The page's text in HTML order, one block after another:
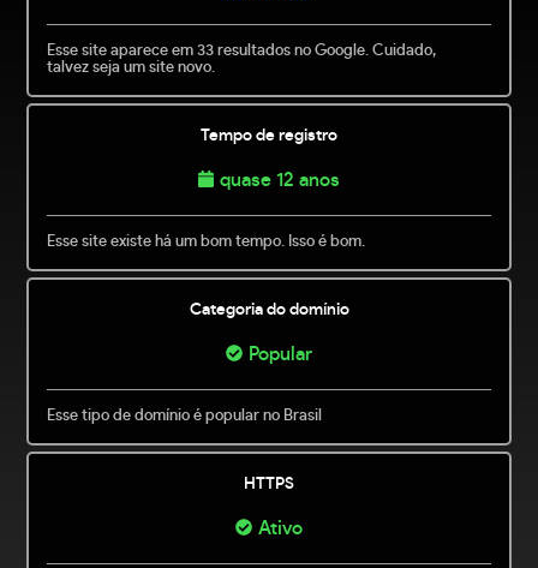
Esse site aparece em 33 resultados no Google. Cuidado,
talvez seja um site novo.
Tempo de registro
quase 12 anos
Esse site existe há um bom tempo. Isso é bom.
Categoria do domínio
Popular
Esse tipo de domínio é popular no Brasil
HTTPS
Ativo